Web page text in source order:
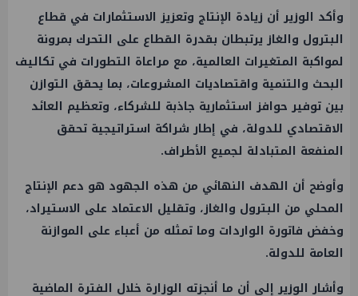
وأكد الوزير أن زيادة الإنتاج وتعزيز الاستثمارات في قطاع
البترول والغاز يرتبطان بقدرة القطاع على التحرك بمرونة
لمواكبة المتغيرات العالمية، مع مراعاة التطورات في تكاليف
البحث والتنمية واقتصاديات المشروعات، بما يحقق التوازن
بين توفير حوافز استثمارية جاذبة للشركاء، وتعظيم العائد
الاقتصادي للدولة، في إطار شراكة استراتيجية تحقق
المنفعة المتبادلة لجميع الأطراف.
وأوضح أن الهدف النهائي من هذه الجهود هو دعم الإنتاج
المحلي من البترول والغاز، وتقليل الاعتماد على الاستيراد،
وخفض فاتورة الواردات وما تمثله من أعباء على الموازنة
العامة للدولة.
وأشار الوزير إلى أن ما أنجزته الوزارة خلال الفترة الماضية